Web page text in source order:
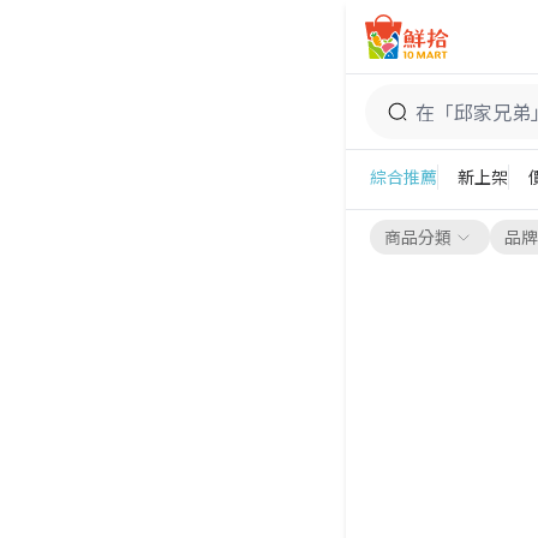
鮮拾
綜合推薦 新上架
商品分類 品牌